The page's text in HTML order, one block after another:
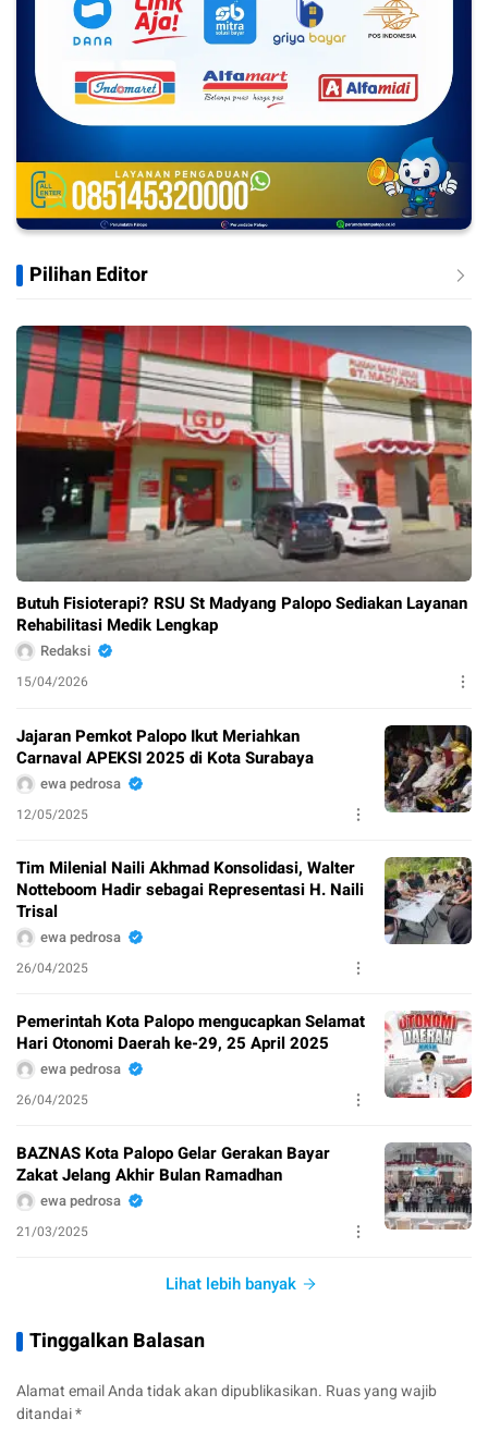
Pilihan Editor
Butuh Fisioterapi? RSU St Madyang Palopo Sediakan Layanan
Rehabilitasi Medik Lengkap
Redaksi
15/04/2026
Jajaran Pemkot Palopo Ikut Meriahkan
Carnaval APEKSI 2025 di Kota Surabaya
ewa pedrosa
12/05/2025
Tim Milenial Naili Akhmad Konsolidasi, Walter
Notteboom Hadir sebagai Representasi H. Naili
Trisal
ewa pedrosa
26/04/2025
Pemerintah Kota Palopo mengucapkan Selamat
Hari Otonomi Daerah ke-29, 25 April 2025
ewa pedrosa
26/04/2025
BAZNAS Kota Palopo Gelar Gerakan Bayar
Zakat Jelang Akhir Bulan Ramadhan
ewa pedrosa
21/03/2025
Lihat lebih banyak
Tinggalkan Balasan
Alamat email Anda tidak akan dipublikasikan. Ruas yang wajib
ditandai*